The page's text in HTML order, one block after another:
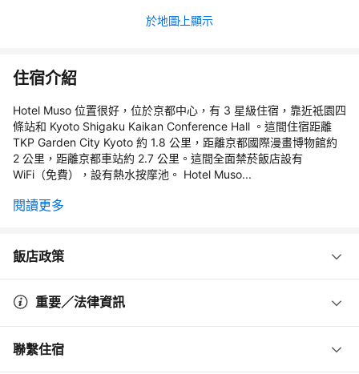
於地圖上顯示
住宿介紹
Hotel Muso 位置很好，位於京都中心，有 3 星級住宿，靠近祗園四
條站和 Kyoto Shigaku Kaikan Conference Hall 。這間住宿距離
TKP Garden City Kyoto 約 1.8 公里，距離京都國際漫畫博物館約
2 公里，距離京都車站約 2.7 公里。這間全面禁菸飯店設有
WiFi（免費），設有熱水按摩池。 Hotel Muso...
閱讀更多
飯店政策
重要／法律資訊
聯繫住宿